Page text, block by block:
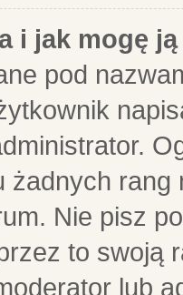
i jak mogę
pod
żadnych
Nie pisz
to swoją
lub